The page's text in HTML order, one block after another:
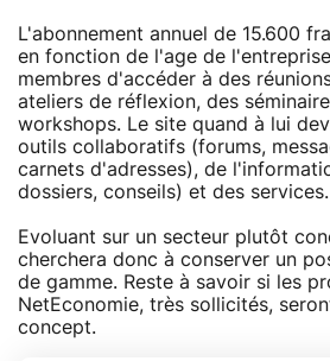
L'abonnement annuel de 15.600
en fonction de l'age de
membres d'accéder à des
ateliers de réflexion, des
workshops. Le site quand à lui
outils collaboratifs (forums,
carnets d'adresses), de
dossiers, conseils) et des services.
Evoluant sur un secteur plutôt
cherchera donc à conserver un
de gamme. Reste à savoir si les
NetEconomie, très sollicités,
concept.